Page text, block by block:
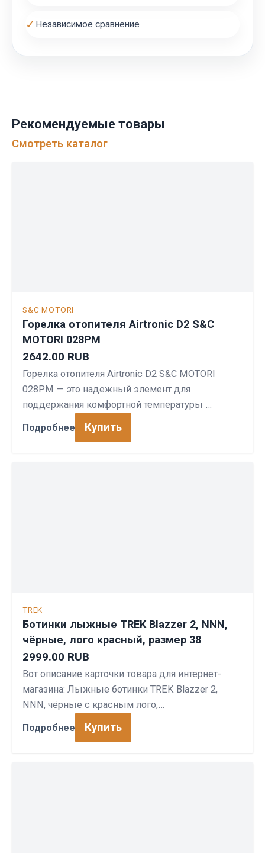
✓ Независимое сравнение
Рекомендуемые товары
Смотреть каталог
S&C MOTORI
Горелка отопителя Airtronic D2 S&C
MOTORI 028PM
2642.00 RUB
Горелка отопителя Airtronic D2 S&C MOTORI
028PM — это надежный элемент для
поддержания комфортной температуры …
Подробнее Купить
TREK
Ботинки лыжные TREK Blazzer 2, NNN,
чёрные, лого красный, размер 38
2999.00 RUB
Вот описание карточки товара для интернет-
магазина: Лыжные ботинки TREK Blazzer 2,
NNN, чёрные с красным лого,…
Подробнее Купить